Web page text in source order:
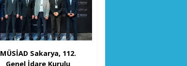
MÜSİAD Sakarya, 112.
Genel İdare Kurulu